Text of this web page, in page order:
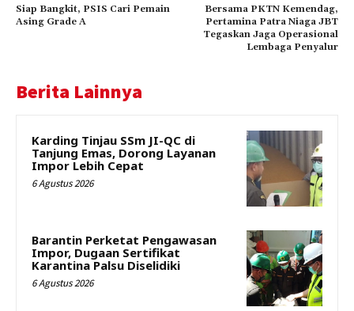
Siap Bangkit, PSIS Cari Pemain
Asing Grade A
Bersama PKTN Kemendag,
Pertamina Patra Niaga JBT
Tegaskan Jaga Operasional
Lembaga Penyalur
Berita Lainnya
Karding Tinjau SSm JI-QC di
Tanjung Emas, Dorong Layanan
Impor Lebih Cepat
6 Agustus 2026
Barantin Perketat Pengawasan
Impor, Dugaan Sertifikat
Karantina Palsu Diselidiki
6 Agustus 2026